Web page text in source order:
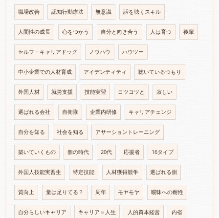
職場改善 認知行動療法 無意識 話を聴くスキル
人間性の成長 心をつかう 自分と向き合う 人は育つ 後輩
セルフ・キャリアドッグ ノウハウ ハウツー
中小企業での人材育成 アイデンティティ 聴いているつもり
外国人材 就労支援 技能実習 コツコツと 寂しい
選ばれる会社 自衛隊 企業内研修 キャリアチェンジ
自分を知る 社会を知る アサーショントレーニング
築いていくもの 個の時代 20代 応援者 16タイプ
外国人技能実習生 特定技能 人材獲得競争 選ばれる側
質向上 量は足りてる？ 周年 モヤモヤ 曖昧への耐性
自分らしいキャリア キャリア＝人生 人的資本経営 内省